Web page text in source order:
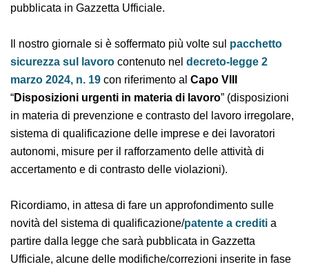
non è stata ancora pubblicata in Gazzetta Ufficiale.
Il nostro giornale si è soffermato più volte sul
pacchetto sicurezza sul lavorocontenuto nel
decreto-legge 2 marzo 2024, n. 19 con riferimento al
Capo VIII“Disposizioni urgenti in materia di lavoro”
(disposizioni in materia di prevenzione e contrasto del
lavoro irregolare, sistema di qualificazione delle
imprese e dei lavoratori autonomi, misure per il
rafforzamento delle attività di accertamento e di
Ricordiamo, in attesa di fare un approfondimento sulle
novità del sistema di qualificazione/patente a crediti
partire dalla legge che sarà pubblicata in Gazzetta